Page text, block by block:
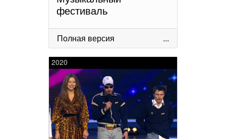
фестиваль
Полная версия ...
2020